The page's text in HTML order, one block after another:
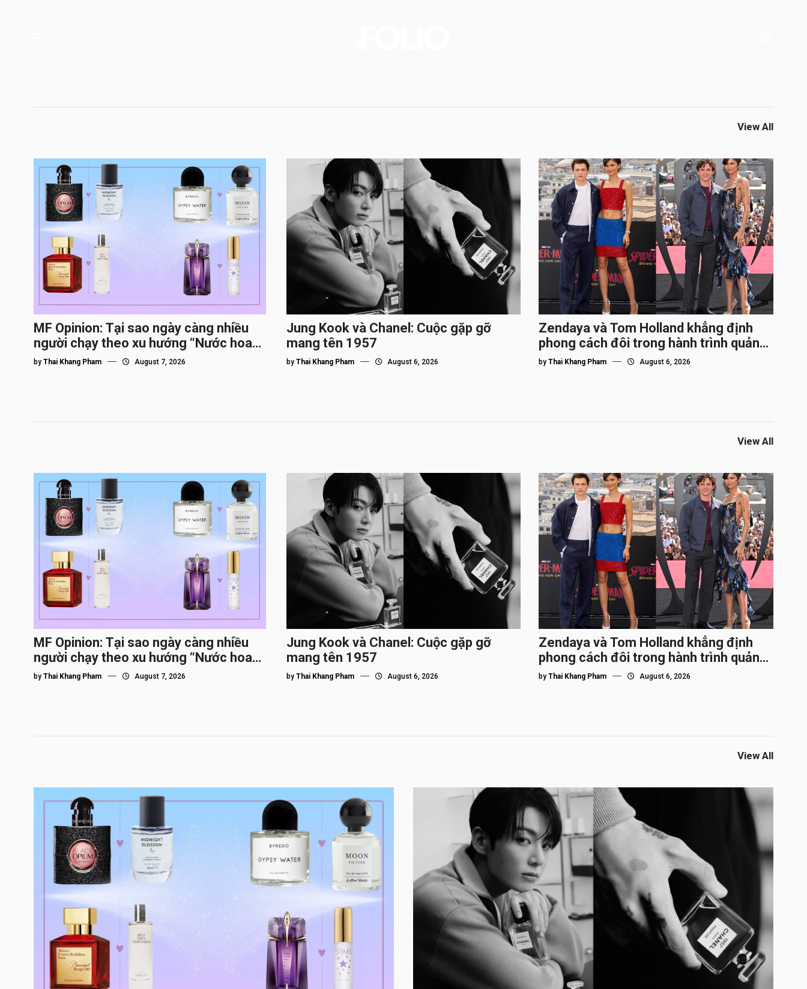
View All
MF Opinion: Tại sao ngày càng nhiều
người chạy theo xu hướng “Nước hoa
Dupe”?
by Thai Khang Pham August 7, 2026
Jung Kook và Chanel: Cuộc gặp gỡ
mang tên 1957
by Thai Khang Pham August 6, 2026
Zendaya và Tom Holland khẳng định
phong cách đôi trong hành trình quảng
bá Spider-Man
byThai Khang Pham August 6, 2026
View All
MF Opinion: Tại sao ngày càng nhiều
người chạy theo xu hướng “Nước hoa
Dupe”?
by Thai Khang Pham August 7, 2026
Jung Kook và Chanel: Cuộc gặp gỡ
mang tên 1957
by Thai Khang Pham August 6, 2026
Zendaya và Tom Holland khẳng định
phong cách đôi trong hành trình quảng
bá Spider-Man
byThai Khang Pham August 6, 2026
View All